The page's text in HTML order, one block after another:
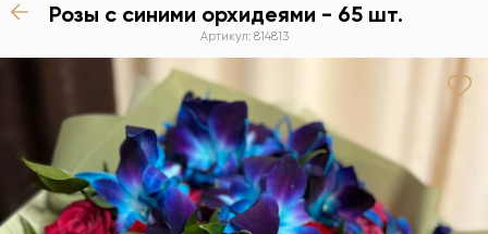
Розы с синими орхидеями - 65 шт.
Артикул: 814813